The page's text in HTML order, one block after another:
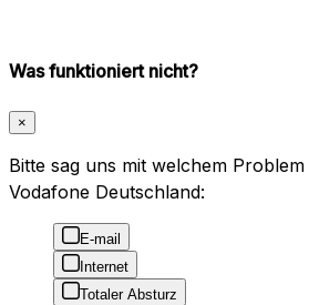
Was funktioniert nicht?
×
Bitte sag uns mit welchem
Vodafone Deutschland:
E-mail
Internet
Totaler Absturz